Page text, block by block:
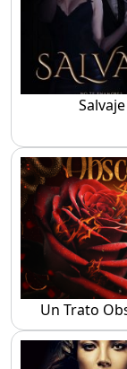
Salvaje
Un Trato